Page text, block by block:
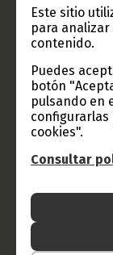
Este sitio
para
contenido.
Puedes
botón
pulsando en
configurarlas
cookies".
Consultar